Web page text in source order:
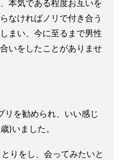
本気である程度お互いを
なければノリで付き合う
まい、今に至るまで男性
いをしたことがありませ
リを勧められ、いい感じ
)いました。
りをし、会ってみたいと